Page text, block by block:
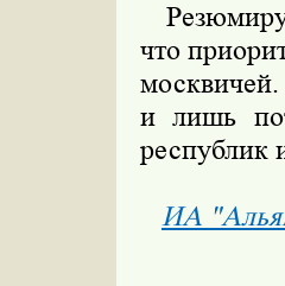
что
и лишь
республик
ИА